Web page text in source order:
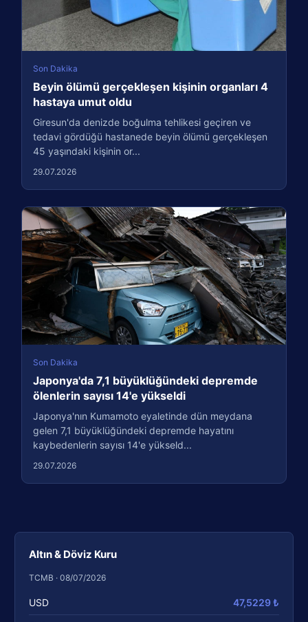
Altın & Döviz Kuru
TCMB · 08/07/2026
USD 47,5229 ₺
Son Dakika
Beyin ölümü gerçekleşen kişinin organları 4
hastaya umut oldu
Giresun'da denizde boğulma tehlikesi geçiren ve
tedavi gördüğü hastanede beyin ölümü gerçekleşen
45 yaşındaki kişinin or...
29.07.2026
Son Dakika
Japonya'da 7,1 büyüklüğündeki depremde
ölenlerin sayısı 14'e yükseldi
Japonya'nın Kumamoto eyaletinde dün meydana
gelen 7,1 büyüklüğündeki depremde hayatını
kaybedenlerin sayısı 14'e yükseld...
29.07.2026